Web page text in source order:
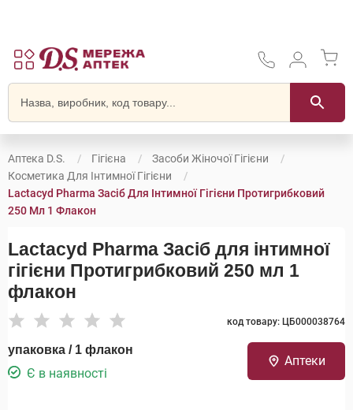
Аптека D.S. Гігієна
Засоби Жіночої Гігієни
Косметика Для Інтимної Гігієни
Lactacyd Pharma Засіб Для Інтимної Гігієни Протигрибковий
250 Мл 1 Флакон
Lactacyd Pharma Засіб для інтимної
гігієни Протигрибковий 250 мл 1
флакон
код товару: ЦБ000038764
упаковка / 1 флакон
Є в наявності
Аптеки